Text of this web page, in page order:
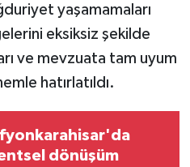
yaşamamaları
eksiksiz şekilde
ve mevzuata tam uyum
hatırlatıldı.
dönüşüm